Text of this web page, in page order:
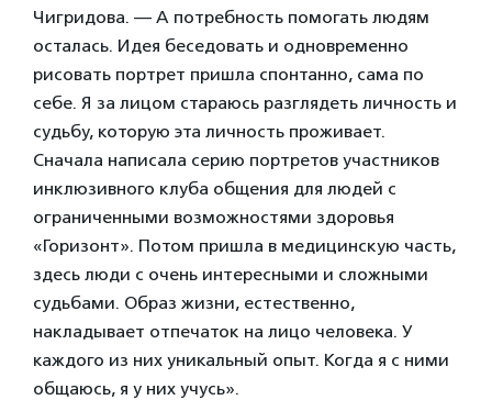
Чигридова. — А потребность помогать людям
осталась. Идея беседовать и одновременно
рисовать портрет пришла спонтанно, сама по
себе. Я за лицом стараюсь разглядеть личность и
судьбу, которую эта личность проживает.
Сначала написала серию портретов участников
инклюзивного клуба общения для людей с
ограниченными возможностями здоровья
«Горизонт». Потом пришла в медицинскую часть,
здесь люди с очень интересными и сложными
судьбами. Образ жизни, естественно,
накладывает отпечаток на лицо человека. У
каждого из них уникальный опыт. Когда я с ними
общаюсь, я у них учусь».